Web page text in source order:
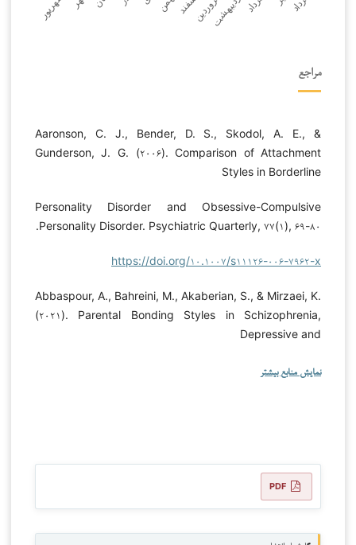
مراجع
Aaronson, C. J., Bender, D. S., Skodol, A. E., &
Gunderson, J. G. (۲۰۰۶). Comparison of Attachment
Styles in Borderline
Personality Disorder and Obsessive-Compulsive
Personality Disorder. Psychiatric Quarterly, ۷۷(۱), ۶۹-۸۰.
https://doi.org/۱۰.۱۰۰۷/s۱۱۱۲۶-۰۰۶-۷۹۶۲-x
Abbaspour, A., Bahreini, M., Akaberian, S., & Mirzaei, K.
(۲۰۲۱). Parental Bonding Styles in Schizophrenia,
Depressive and
نمایش منابع بیشتر
PDF